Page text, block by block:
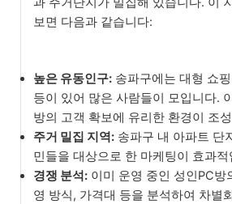
보면 다음과 같습니다:
높은 유동인구: 송파구에는 대형 쇼
등이 있어 많은 사람들이 모입니다.
방의 고객 확보에 유리한 환경이 조
주거 밀집 지역: 송파구 내 아파트 단
민들을 대상으로 한 마케팅이 효과적
경쟁 분석: 이미 운영 중인 성인PC방
영 방식, 가격대 등을 분석하여 차별